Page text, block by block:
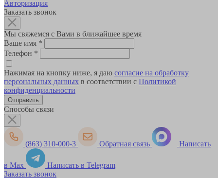
Авторизация
Заказать звонок
Мы свяжемся с Вами в ближайшее время
Ваше имя *
Телефон *
Нажимая на кнопку ниже, я даю согласие на обработку
персональных данных в соответствии с Политикой
конфиденциальности
Способы связи
(863) 310-000-3 Обратная связь Написать
в Max
Написать в Telegram
Заказать звонок